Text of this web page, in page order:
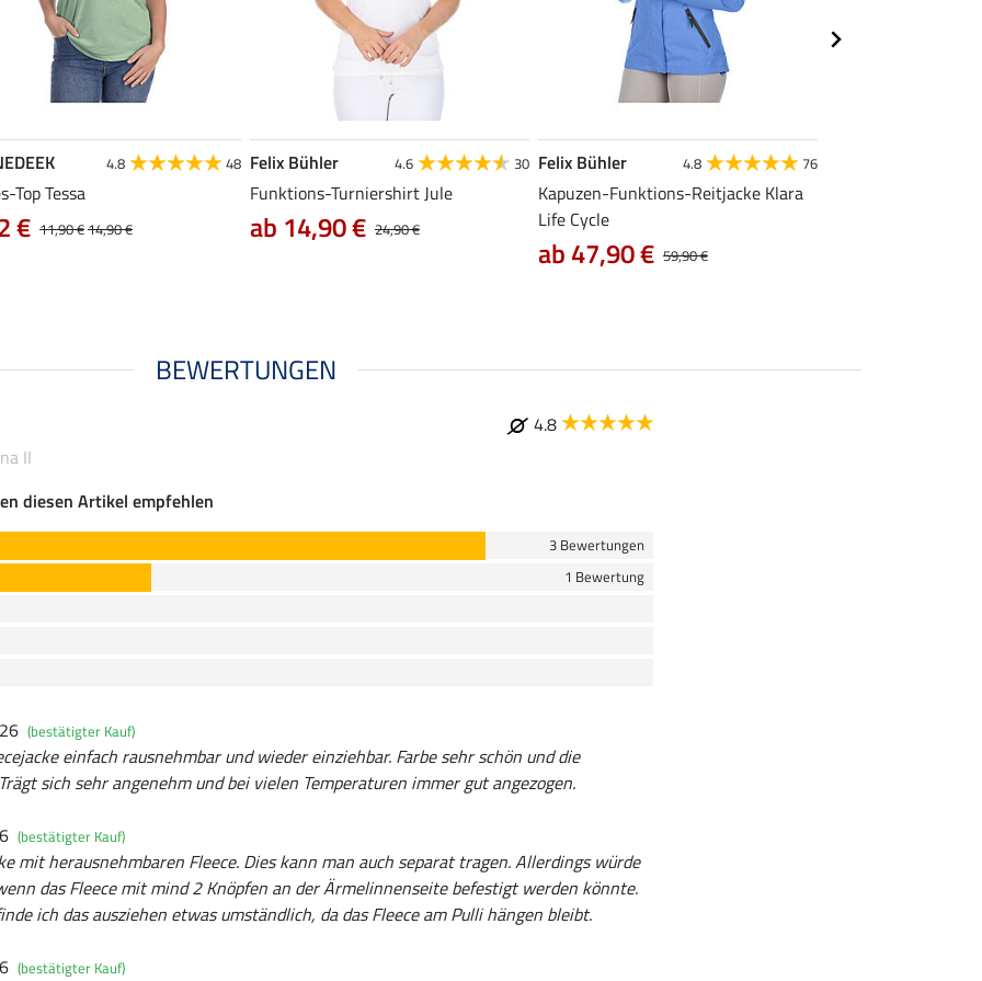
4.8 48
Top Tessa
11,90 €14,90 €
€
Felix Bühler 4.6 30
Funktions-Turniershirt Jule
24,90 €
ab 14,90 €
Felix Bühler 4.8 76
Kapuzen-Funktions-Reitjacke Klara
Life Cycle
59,90 €
ab 47,90 €
BEWERTUNGEN
4.8
II
diesen Artikel empfehlen
3 Bewertungen
1 Bewertung
(bestätigter Kauf)
einfach rausnehmbar und wieder einziehbar. Farbe sehr schön und die
sich sehr angenehm und bei vielen Temperaturen immer gut angezogen.
(bestätigter Kauf)
mit herausnehmbaren Fleece. Dies kann man auch separat tragen. Allerdings würde
das Fleece mit mind 2 Knöpfen an der Ärmelinnenseite befestigt werden könnte.
ich das ausziehen etwas umständlich, da das Fleece am Pulli hängen bleibt.
(bestätigter Kauf)